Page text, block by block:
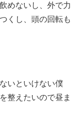
めないし、外で力
くし、頭の回転も
いといけない僕
整えたいので昼ま